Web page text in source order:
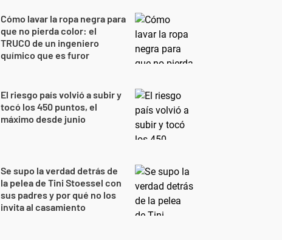
Cómo lavar la ropa negra para
que no pierda color: el
TRUCO de un ingeniero
químico que es furor
El riesgo país volvió a subir y
tocó los 450 puntos, el
máximo desde junio
Se supo la verdad detrás de
la pelea de Tini Stoessel con
sus padres y por qué no los
invita al casamiento